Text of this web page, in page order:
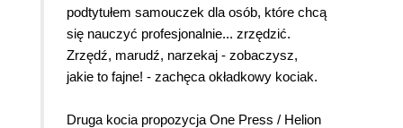
podtytułem samouczek dla osób, które chcą
się nauczyć profesjonalnie... zrzędzić.
Zrzędź, marudź, narzekaj - zobaczysz,
jakie to fajne! - zachęca okładkowy kociak.
Druga kocia propozycja One Press / Helion